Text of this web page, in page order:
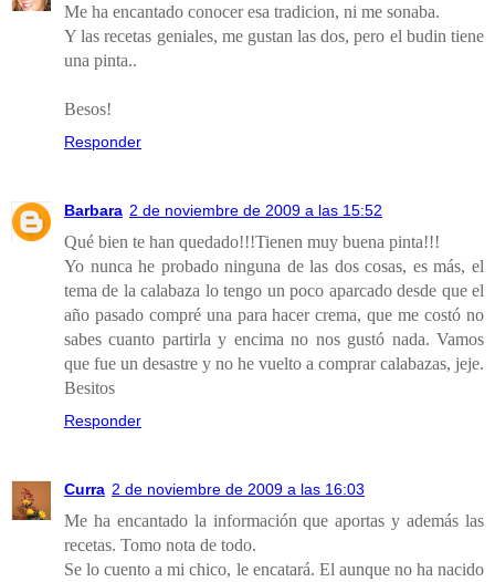
Me ha encantado conocer esa tradicion, ni me sonaba.
Y las recetas geniales, me gustan las dos, pero el budin tiene
una pinta..
Besos!
Responder
Barbara 2 de noviembre de 2009 a las 15:52
Qué bien te han quedado!!!Tienen muy buena pinta!!!
Yo nunca he probado ninguna de las dos cosas, es más, el
tema de la calabaza lo tengo un poco aparcado desde que el
año pasado compré una para hacer crema, que me costó no
sabes cuanto partirla y encima no nos gustó nada. Vamos
que fue un desastre y no he vuelto a comprar calabazas, jeje.
Besitos
Responder
Curra 2 de noviembre de 2009 a las 16:03
Me ha encantado la información que aportas y además las
recetas. Tomo nota de todo.
Se lo cuento a mi chico, le encatará. El aunque no ha nacido